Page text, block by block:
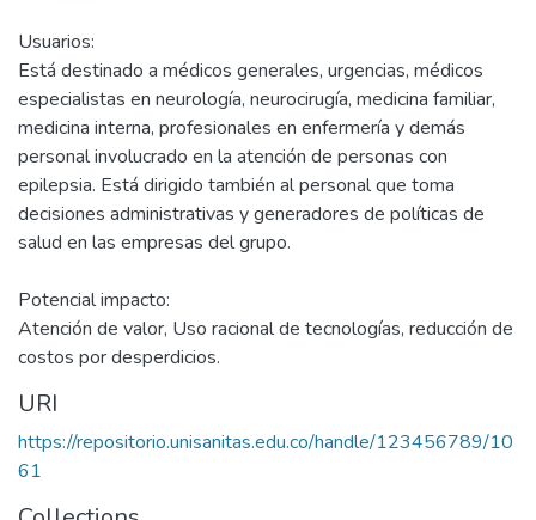
Usuarios:
Está destinado a médicos generales, urgencias, médicos
especialistas en neurología, neurocirugía, medicina familiar,
medicina interna, profesionales en enfermería y demás
personal involucrado en la atención de personas con
epilepsia. Está dirigido también al personal que toma
decisiones administrativas y generadores de políticas de
salud en las empresas del grupo.
Potencial impacto:
Atención de valor, Uso racional de tecnologías, reducción de
costos por desperdicios.
URI
https://repositorio.unisanitas.edu.co/handle/123456789/10
61